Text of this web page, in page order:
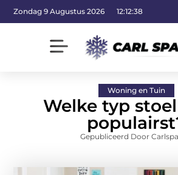
Zondag 9 Augustus 2026 12:12:40
Woning en Tuin
Welke typ
Gepubliceerd Door